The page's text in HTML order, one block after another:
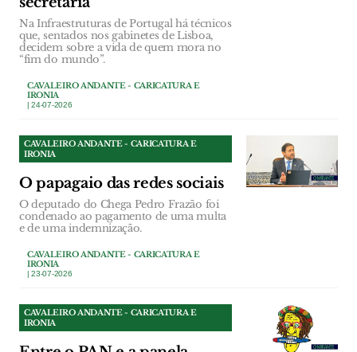
Na Infraestruturas de Portugal há técnicos
que, sentados nos gabinetes de Lisboa,
decidem sobre a vida de quem mora no
“fim do mundo”.
CAVALEIRO ANDANTE - CARICATURA E
IRONIA
| 24-07-2026
CAVALEIRO ANDANTE - CARICATURA E
IRONIA
O papagaio das redes sociais
O deputado do Chega Pedro Frazão foi
condenado ao pagamento de uma multa
e de uma indemnização.
CAVALEIRO ANDANTE - CARICATURA E
IRONIA
| 23-07-2026
CAVALEIRO ANDANTE - CARICATURA E
IRONIA